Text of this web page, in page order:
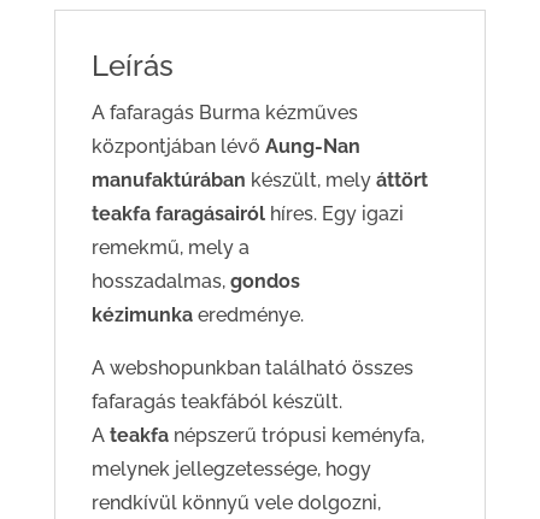
Leírás
A fafaragás Burma kézműves
központjában lévő Aung-Nan
manufaktúrában készült, mely áttört
teakfa faragásairól híres. Egy igazi
remekmű, mely a
hosszadalmas, gondos
kézimunkaeredménye.
A webshopunkban található összes
fafaragás teakfából készült.
A teakfanépszerű trópusi keményfa,
melynek jellegzetessége, hogy
rendkívül könnyű vele dolgozni,